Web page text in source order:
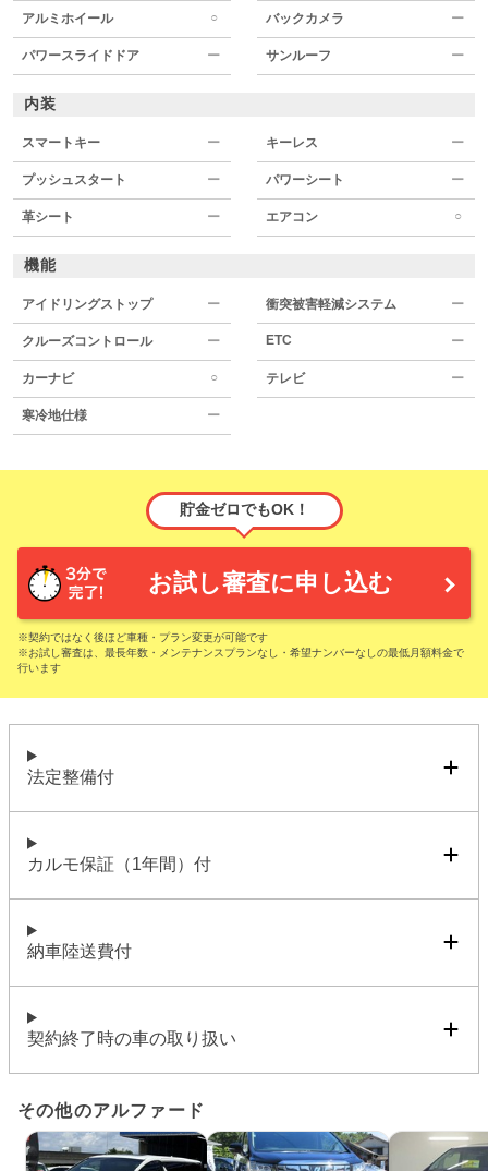
アルミホイール ○ バックカメラ ー
パワースライドドア ー サンルーフ ー
内装
スマートキー ー キーレス ー
プッシュスタート ー パワーシート ー
革シート ー エアコン ○
機能
アイドリングストップ ー 衝突被害軽減システム ー
クルーズコントロール ー ETC ー
カーナビ ○ テレビ ー
寒冷地仕様 ー
貯金ゼロでもOK！
お試し審査に申し込む
※契約ではなく後ほど車種・プラン変更が可能です
※お試し審査は、最長年数・メンテナンスプランなし・希望ナンバーなしの最低月額料金で
行います
法定整備付
カルモ保証（1年間）付
納車陸送費付
契約終了時の車の取り扱い
その他のアルファード